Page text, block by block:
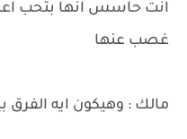
انت حاسس انها بتحب
غصب عنها
مالك : وهيكون ايه الفرق